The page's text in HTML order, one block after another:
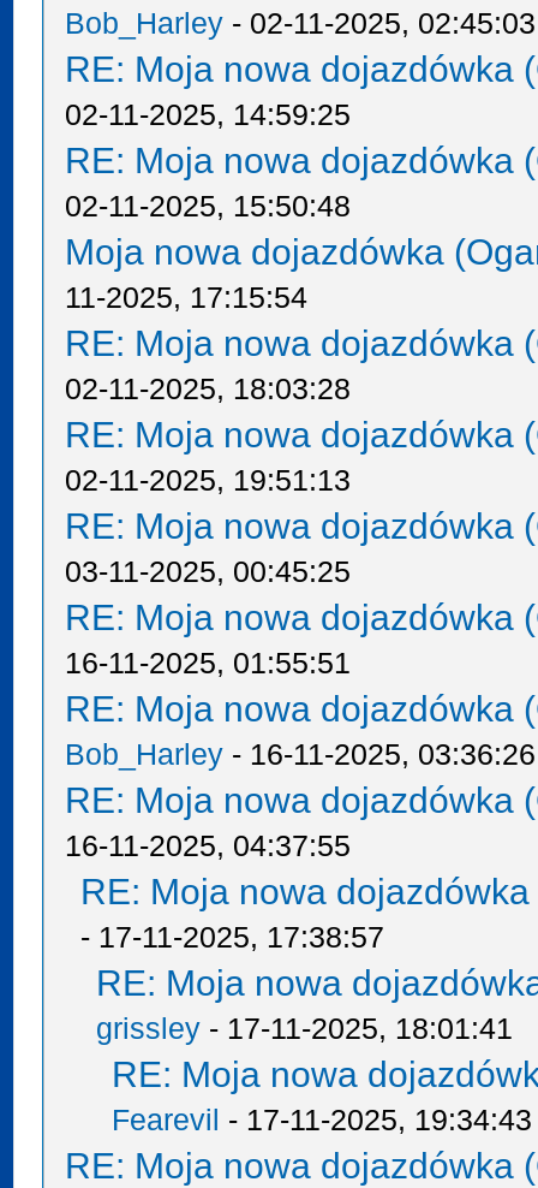
Bob_Harley - 02-11-2025, 02:45:03
RE: Moja nowa dojazdówka
02-11-2025, 14:59:25
RE: Moja nowa dojazdówka
02-11-2025, 15:50:48
Moja nowa dojazdówka
11-2025, 17:15:54
RE: Moja nowa dojazdówka
02-11-2025, 18:03:28
RE: Moja nowa dojazdówka
02-11-2025, 19:51:13
RE: Moja nowa dojazdówka
03-11-2025, 00:45:25
RE: Moja nowa dojazdówka
16-11-2025, 01:55:51
RE: Moja nowa dojazdówka
Bob_Harley - 16-11-2025, 03:36:26
RE: Moja nowa dojazdówka
16-11-2025, 04:37:55
RE: Moja nowa
- 17-11-2025, 17:38:57
RE: Moja nowa
grissley - 17-11-2025, 18:01:41
RE: Moja nowa
Fearevil - 17-11-2025, 19:34:43
RE: Moja nowa dojazdówka